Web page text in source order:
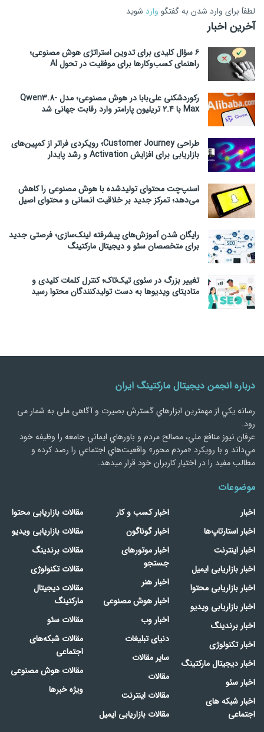
لطفاَ برای وارد شدن به گفتگو وارد شوید
آخرین اخبار
۶ سؤال کلیدی برای تدوین استراتژی هوش مصنوعی؛
راهنمای کسب‌وکارها برای موفقیت در تحول AI
رکوردشکنی علی‌بابا در هوش مصنوعی؛ مدل Qwen3.8-
Max با ۲.۴ تریلیون پارامتر وارد رقابت جهانی شد
طراحی Customer Journey؛ رویکردی فراتر از کمپین‌های
بازاریابی برای افزایش Activation و رشد پایدار
اسنپ‌چت محتوای تولیدشده با هوش مصنوعی را کاهش
می‌دهد؛ تمرکز جدید بر خلاقیت انسانی و محتوای اصیل
رایگان شدن آموزش‌های پیشرفته لینک‌سازی؛ فرصتی جدید
برای متخصصان سئو و دیجیتال مارکتینگ
تغییر بزرگ در سئوی تیک‌تاک؛ کنترل کلمات کلیدی و
متادیتای ویدیوها به دست تولیدکنندگان محتوا رسید
درباره انجمن دیجیتال مارکتینگ ایران
رسانه يكي از مهمترین ابزارهاي گسترش بصیرت و آگاهی ملی به شمار می
رود.
عرفان نیوز منافع ملي، مصالح مردم و باورهاي ايماني جامعه را وظيفه خود
مي‌داند و با رويكرد «مردم‌ محور» واقعيت‌هاي اجتماعي را رصد کرده و
مطالب مفید را در اختیار کاربران خود قرار میدهد.
موضوعات
اخبار
اخبار استارتاپ‌ها
اخبار اینترنت
اخبار بازاریابی ایمیل
اخبار بازاریابی محتوا
اخبار بازاریابی ویدیو
اخبار برندینگ
اخبار تکنولوژی
اخبار دیجیتال مارکتینگ
اخبار سئو
اخبار شبکه های
اجتماعی
اخبار کسب و کار
اخبار گوناگون
اخبار موتورهای
جستجو
اخبار هنر
اخبار هوش مصنوعی
اخبار وب
دنیای تبلیغات
سایر مقالات
مقالات
مقالات اینترنت
مقالات بازاریابی ایمیل
مقالات بازاریابی محتوا
مقالات بازاریابی ویدیو
مقالات برندینگ
مقالات تکنولوژی
مقالات دیجیتال
مارکتینگ
مقالات سئو
مقالات شبکه‌های
اجتماعی
مقالات هوش مصنوعی
ویژه خبرها